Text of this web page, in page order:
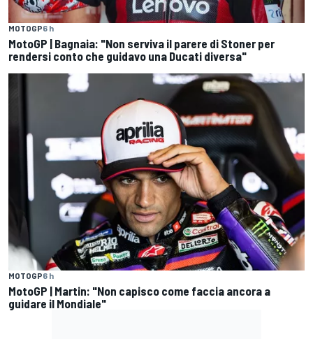
MOTOGP6 h
MotoGP | Bagnaia: "Non serviva il parere di Stoner per
rendersi conto che guidavo una Ducati diversa"
MOTOGP6 h
MotoGP | Martin: "Non capisco come faccia ancora a
guidare il Mondiale"